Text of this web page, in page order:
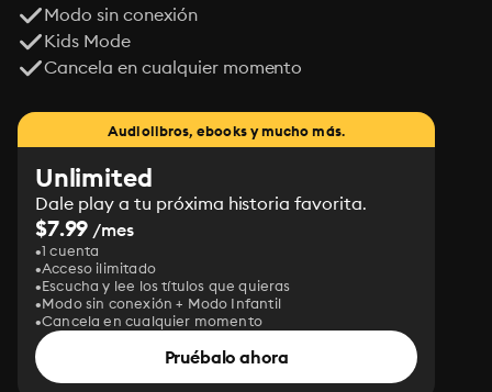
Modo sin conexión
Kids Mode
Cancela en cualquier momento
Audiolibros, ebooks y mucho más.
Unlimited
Dale play a tu próxima historia favorita.
$7.99 /mes
1 cuenta
Acceso ilimitado
Escucha y lee los títulos que quieras
Modo sin conexión + Modo Infantil
Cancela en cualquier momento
Pruébalo ahora